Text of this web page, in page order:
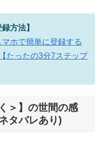
方法】
ホで簡単に登録する
たったの3分7ステップ
＞】の世間の感
タバレあり)